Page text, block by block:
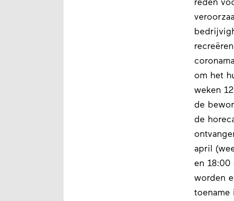
reden
om het
weken
de
de
april
en 18:00
worden
toename